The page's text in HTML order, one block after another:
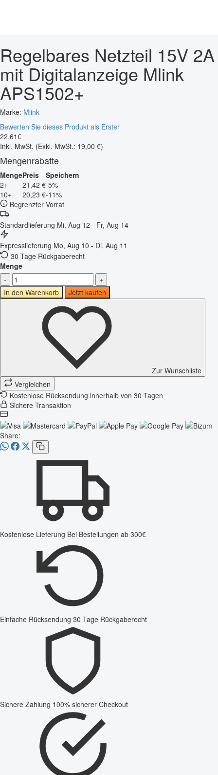
Regelbares Netzteil 15V 2A
mit Digitalanzeige Mlink
APS1502+
Marke: Mlink
Bewerten Sie dieses Produkt als Erster
22,61€
Inkl. MwSt. (Exkl. MwSt.: 19,00 €)
Mengenrabatte
MengePreis
Speichern
2+
21,42 €-5%
10+
20,23 €-11%
Begrenzter Vorrat
Standardlieferung Mi, Aug 12 - Fr, Aug 14
Expresslieferung Mo, Aug 10 - Di, Aug 11
30 Tage Rückgaberecht
Menge
-
+
In den Warenkorb
Jetzt kaufen
Zur Wunschliste
Vergleichen
Kostenlose Rücksendung innerhalb von 30 Tagen
Sichere Transaktion
Share:
Kostenlose Lieferung Bei Bestellungen ab 300€
Einfache Rücksendung 30 Tage Rückgaberecht
Sichere Zahlung 100% sicherer Checkout